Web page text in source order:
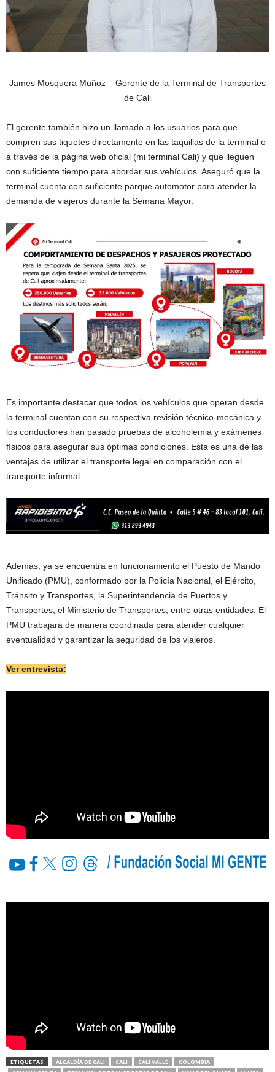
James Mosquera Muñoz – Gerente de la Terminal de Transportes
de Cali
El gerente también hizo un llamado a los usuarios para que
compren sus tiquetes directamente en las taquillas de la terminal o
a través de la página web oficial (mi terminal Cali) y que lleguen
con suficiente tiempo para abordar sus vehículos. Aseguró que la
terminal cuenta con suficiente parque automotor para atender la
demanda de viajeros durante la Semana Mayor.
Es importante destacar que todos los vehículos que operan desde
la terminal cuentan con su respectiva revisión técnico-mecánica y
los conductores han pasado pruebas de alcoholemia y exámenes
físicos para asegurar sus óptimas condiciones. Esta es una de las
ventajas de utilizar el transporte legal en comparación con el
transporte informal.
Además, ya se encuentra en funcionamiento el Puesto de Mando
Unificado (PMU), conformado por la Policía Nacional, el Ejército,
Tránsito y Transportes, la Superintendencia de Puertos y
Transportes, el Ministerio de Transportes, entre otras entidades. El
PMU trabajará de manera coordinada para atender cualquier
eventualidad y garantizar la seguridad de los viajeros.
Ver entrevista:
ETIQUETAS ALCALDÍA DE CALI CALI CALI VALLE
COLOMBIA